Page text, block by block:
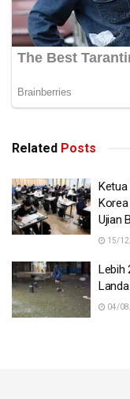
lebih 86 juta kali
sendiri setakat Rabu.
Jung-a turut tidak
menyangka dia
‘buka mata’
Related Posts
Ketua
Ujian
15/
Lebih
04/